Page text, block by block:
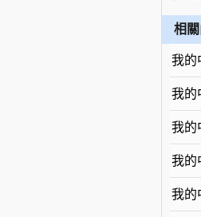
相
我的
我的
我的
我的
我的